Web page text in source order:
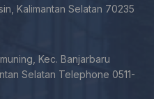
Kalimantan Selatan 70235
Kec. Banjarbaru
Selatan Telephone 0511-